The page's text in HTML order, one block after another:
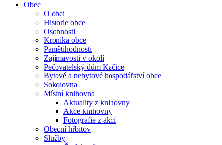
Obec
O obci
Historie obce
Osobnosti
Kronika obce
Pamětihodnosti
Zajímavosti v okolí
Pečovatelský dům Kačice
Bytové a nebytové hospodářství obce
Sokolovna
Místní knihovna
Aktuality z knihovny
Akce knihovny
Fotografie z akcí
Obecní hřbitov
Služby